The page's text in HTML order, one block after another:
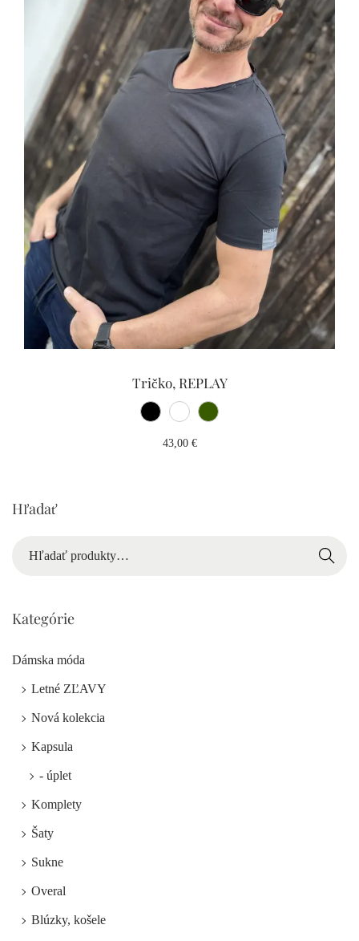
Tričko, REPLAY
43,00 €
Hľadať
Hľadať
Kategórie
Dámska móda
Letné ZĽAVY
Nová kolekcia
Kapsula
- úplet
Komplety
Šaty
Sukne
Overal
Blúzky, košele